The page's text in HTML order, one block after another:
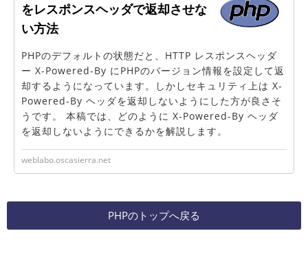
をレスポンスヘッダで返却させな
い方法
PHPのデフォルトの状態だと、HTTP レスポンスヘッダ
ー X-Powered-By にPHPのバージョン情報を設定して返
却するようになっています。しかしセキュリティ上は X-
Powered-By ヘッダを返却しないようにした方が良さそ
うです。 本稿では、どのように X-Powered-By ヘッダ
を返却しないようにできるかを解説します。
weblabo.oscasierra.net
PHPのトップへ戻る